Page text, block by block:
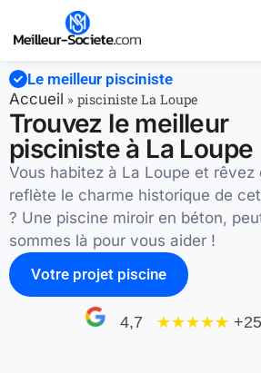
Le meilleur pisciniste
Accueil » pisciniste La Loupe
Trouvez le meilleur
pisciniste à La Loupe
Vous habitez à La Loupe et rêvez
reflète le charme historique de
? Une piscine miroir en béton,
sommes là pour vous aider !
Votre projet piscine
4,7 ★★★★★